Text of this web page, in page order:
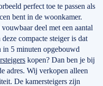
perfect toe te passen als
bent in de woonkamer.
deel met een aantal
compacte steiger is dat
in 5 minuten opgebouwd
kopen? Dan ben je bij
adres. Wij verkopen alleen
De kamersteigers zijn